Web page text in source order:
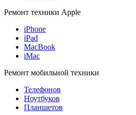
Ремонт техники Apple
iPhone
iPad
MacBook
iMac
Ремонт мобильной техники
Телефонов
Ноутбуков
Планшетов